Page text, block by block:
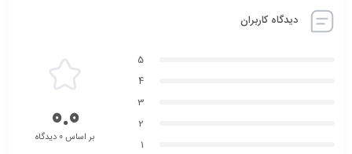
دیدگاه کاربران
5
4
3
2
1
0.0بر اساس 0 دیدگاه